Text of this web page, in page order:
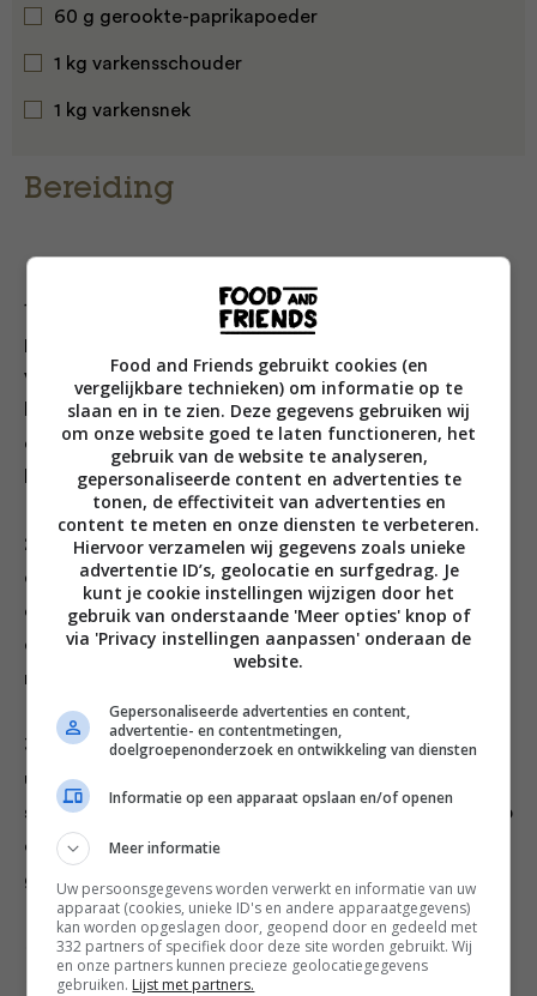
60 g gerookte-paprikapoeder
1 kg varkensschouder
1 kg varkensnek
Bereiding
1. Meng het zout, de suiker en het gerookte-
paprikapoeder in een kom en wrijf hiermee de
varkensschouder en -nek goed in. Laat het vlees een
hele nacht in de mariande staan. Met de sappen die
eruit lopen, verlies je ook veel van het zout dat je er op
hebt gesmeerd. Dat is de bedoeling.
2. Verwarm de oven voor op 140 °C. Dep het vlees
droog met keukenpapier. Vet een bakplaat in met
olijfolie en leg de stukken vlees zo veel mogelijk met
de vetkant naar boven in de oven. Laat het vlees 3 uur
roosteren, totdat het helemaal uit elkaar valt.
3. Laat het vlees afkoelen en trek het met twee vorken
uit elkaar. Het is lekker om pulled pork voor je het gaat
serveren even in een hete pan op te bakken. Doe het op
een broodje met bijvoorbeeld kimchi (gefermenteerde
groenten), wat sla, sriracha (chilisaus) en sesamzaad.
Credits recepten Samuel Levie Fotografie Saskia van
Osnabrugge
Food and Friends gebruikt cookies (en
vergelijkbare technieken) om informatie op te
slaan en in te zien. Deze gegevens gebruiken wij
om onze website goed te laten functioneren, het
gebruik van de website te analyseren,
gepersonaliseerde content en advertenties te
tonen, de effectiviteit van advertenties en
content te meten en onze diensten te verbeteren.
Hiervoor verzamelen wij gegevens zoals unieke
advertentie ID’s, geolocatie en surfgedrag. Je
kunt je cookie instellingen wijzigen door het
gebruik van onderstaande 'Meer opties' knop of
via 'Privacy instellingen aanpassen' onderaan de
website.
Gepersonaliseerde advertenties en content,
advertentie- en contentmetingen,
doelgroepenonderzoek en ontwikkeling van diensten
Informatie op een apparaat opslaan en/of openen
Meer informatie
Uw persoonsgegevens worden verwerkt en informatie van uw
apparaat (cookies, unieke ID's en andere apparaatgegevens)
kan worden opgeslagen door, geopend door en gedeeld met
332 partners of specifiek door deze site worden gebruikt. Wij
en onze partners kunnen precieze geolocatiegegevens
gebruiken. Lijst met partners.